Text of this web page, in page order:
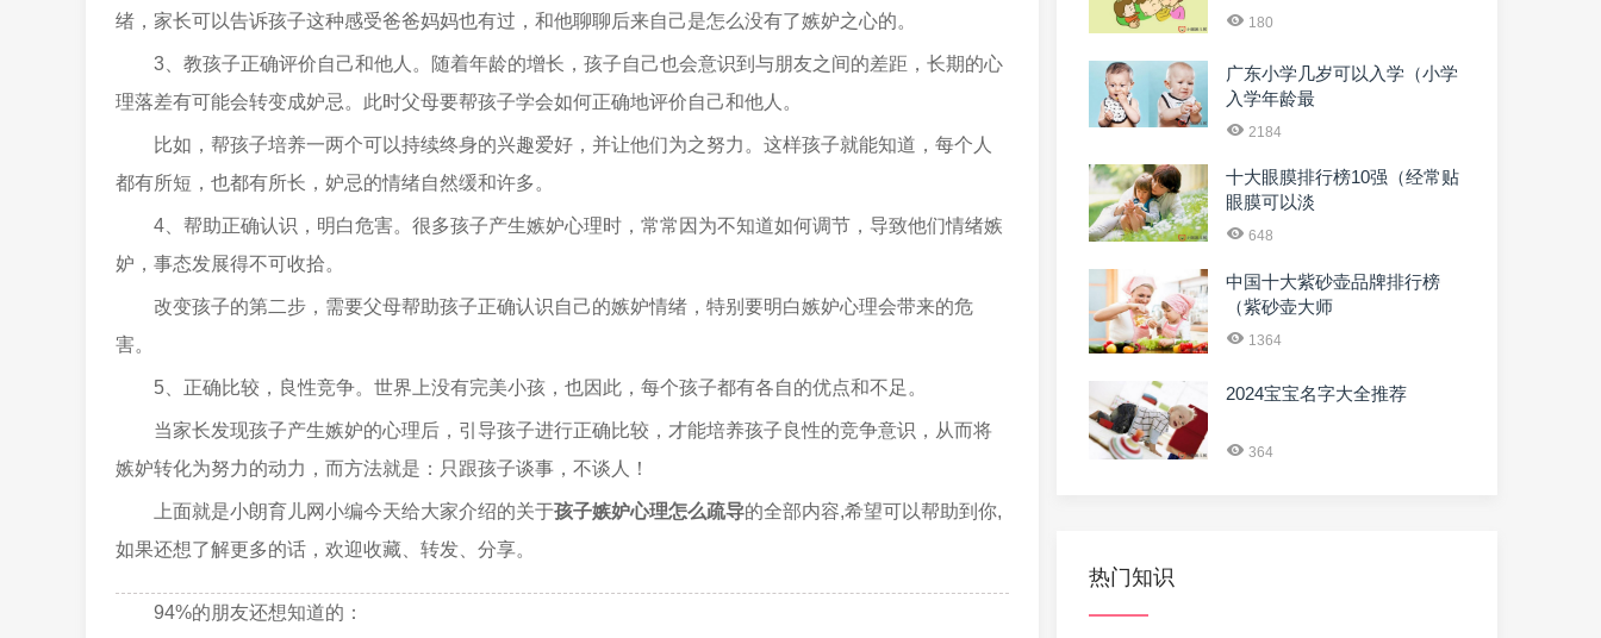
绪，家长可以告诉孩子这种感受爸爸妈妈也有过，和他聊聊后来自己是怎么没有了嫉妒之心的。
3、教孩子正确评价自己和他人。随着年龄的增长，孩子自己也会意识到与朋友之间的差距，长期的心
理落差有可能会转变成妒忌。此时父母要帮孩子学会如何正确地评价自己和他人。
比如，帮孩子培养一两个可以持续终身的兴趣爱好，并让他们为之努力。这样孩子就能知道，每个人
都有所短，也都有所长，妒忌的情绪自然缓和许多。
4、帮助正确认识，明白危害。很多孩子产生嫉妒心理时，常常因为不知道如何调节，导致他们情绪嫉
妒，事态发展得不可收拾。
改变孩子的第二步，需要父母帮助孩子正确认识自己的嫉妒情绪，特别要明白嫉妒心理会带来的危
害。
5、正确比较，良性竞争。世界上没有完美小孩，也因此，每个孩子都有各自的优点和不足。
当家长发现孩子产生嫉妒的心理后，引导孩子进行正确比较，才能培养孩子良性的竞争意识，从而将
嫉妒转化为努力的动力，而方法就是：只跟孩子谈事，不谈人！
上面就是小朗育儿网小编今天给大家介绍的关于孩子嫉妒心理怎么疏导的全部内容,希望可以帮助到你,
如果还想了解更多的话，欢迎收藏、转发、分享。
94%的朋友还想知道的：
180
广东小学几岁可以入学（小学
入学年龄最
2184
十大眼膜排行榜10强（经常贴
眼膜可以淡
648
中国十大紫砂壶品牌排行榜
（紫砂壶大师
1364
2024宝宝名字大全推荐
364
热门知识